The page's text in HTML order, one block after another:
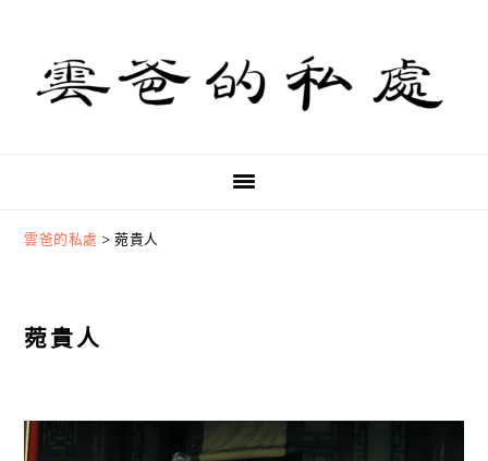
primary
navigation
content
primary
sidebar
雲爸的私處 >菀貴人
菀貴人